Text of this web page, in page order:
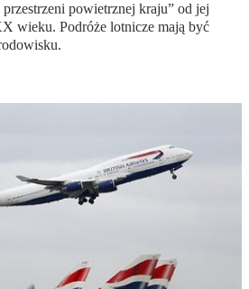
powietrznej kraju” od jej
wieku. Podróże lotnicze mają być